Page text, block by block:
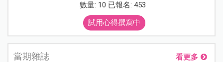
數量: 10 已報名: 453
試用心得撰寫中
當期雜誌 看更多